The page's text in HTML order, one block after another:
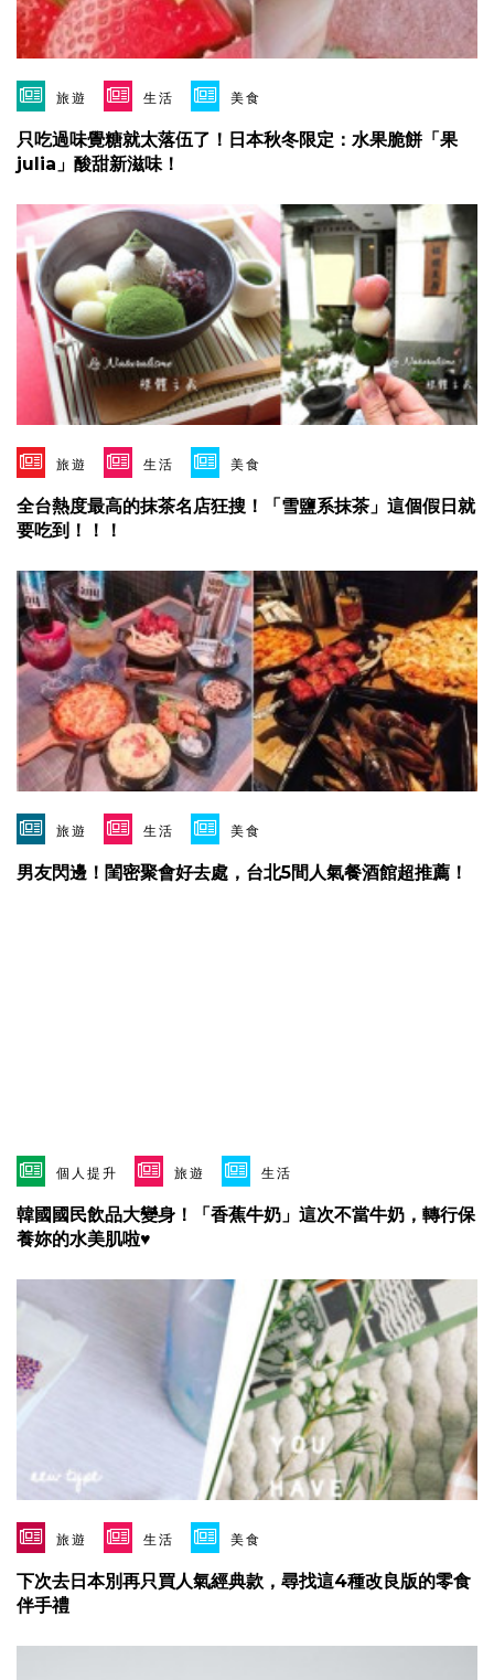
旅遊 生活 美食
只吃過味覺糖就太落伍了！日本秋冬限定：水果脆餅「果
julia」酸甜新滋味！
旅遊 生活 美食
全台熱度最高的抹茶名店狂搜！「雪鹽系抹茶」這個假日就
要吃到！！！
旅遊 生活 美食
男友閃邊！閨密聚會好去處，台北5間人氣餐酒館超推薦！
個人提升 旅遊 生活
韓國國民飲品大變身！「香蕉牛奶」這次不當牛奶，轉行保
養妳的水美肌啦♥
旅遊 生活 美食
下次去日本別再只買人氣經典款，尋找這4種改良版的零食
伴手禮